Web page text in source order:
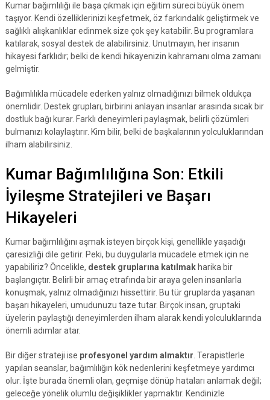
Kumar bağımlılığı ile başa çıkmak için eğitim süreci büyük önem
taşıyor. Kendi özelliklerinizi keşfetmek, öz farkındalık geliştirmek ve
sağlıklı alışkanlıklar edinmek size çok şey katabilir. Bu programlara
katılarak, sosyal destek de alabilirsiniz. Unutmayın, her insanın
hikayesi farklıdır; belki de kendi hikayenizin kahramanı olma zamanı
gelmiştir.
Bağımlılıkla mücadele ederken yalnız olmadığınızı bilmek oldukça
önemlidir. Destek grupları, birbirini anlayan insanlar arasında sıcak bir
dostluk bağı kurar. Farklı deneyimleri paylaşmak, belirli çözümleri
bulmanızı kolaylaştırır. Kim bilir, belki de başkalarının yolculuklarından
ilham alabilirsiniz.
Kumar Bağımlılığına Son: Etkili
İyileşme Stratejileri ve Başarı
Hikayeleri
Kumar bağımlılığını aşmak isteyen birçok kişi, genellikle yaşadığı
çaresizliği dile getirir. Peki, bu duygularla mücadele etmek için ne
yapabiliriz? Öncelikle, destek gruplarına katılmakharika bir
başlangıçtır. Belirli bir amaç etrafında bir araya gelen insanlarla
konuşmak, yalnız olmadığınızı hissettirir. Bu tür gruplarda yaşanan
başarı hikayeleri, umudunuzu taze tutar. Birçok insan, gruptaki
üyelerin paylaştığı deneyimlerden ilham alarak kendi yolculuklarında
önemli adımlar atar.
Bir diğer strateji ise profesyonel yardım almaktır . Terapistlerle
yapılan seanslar, bağımlılığın kök nedenlerini keşfetmeye yardımcı
olur. İşte burada önemli olan, geçmişe dönüp hataları anlamak değil;
geleceğe yönelik olumlu değişiklikler yapmaktır. Kendinizle